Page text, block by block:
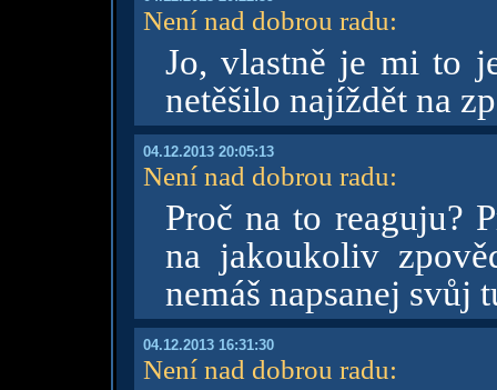
Není nad dobrou radu:
Jo, vlastně je mi to
netěšilo najíždět na
04.12.2013 20:05:13
Není nad dobrou radu:
Proč na to reaguju?
na jakoukoliv
nemáš napsanej svůj
04.12.2013 16:31:30
Není nad dobrou radu: